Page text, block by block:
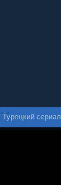
Турецкий сериал